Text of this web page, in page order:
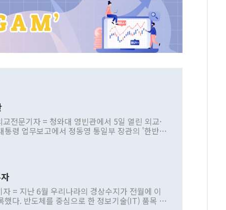
전문기자 = 청와대 영빈관에서 5일 열린 외교·
통령 업무보고에서 정동영 통일부 장관의 '한반도
거치지 않은 사안을 정책으로 추진하겠다고 공
실적 구상'이라는 비판을 내놨다. 그동안 정 장
물의를 빚은 적은 여러 번 있지만 대통령과 유
부정적 입장을 표명한 것은 이례적이다. 정 장
월권을 제어해야 한다는 목소리도 높아지고 있
= 지난 6월 우리나라의 경상수지가 전월에 이
했다. 반도체를 중심으로 한 정보기술(IT) 품목 수